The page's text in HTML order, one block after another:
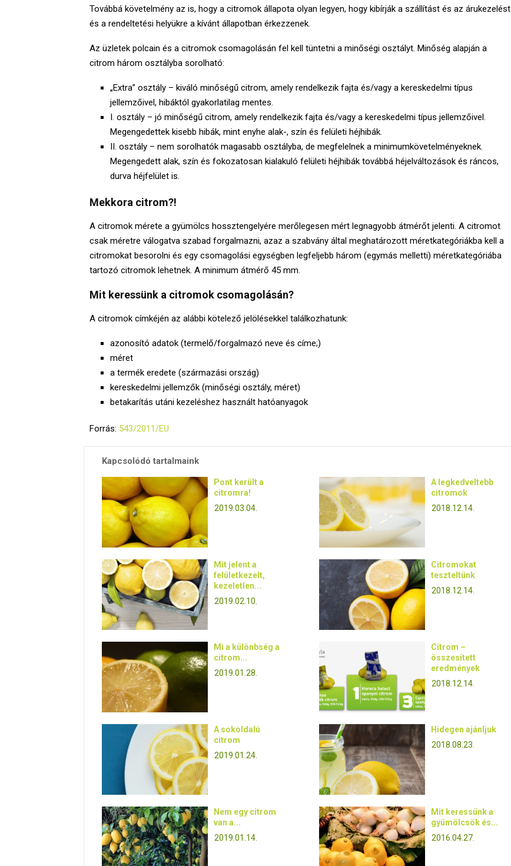
Továbbá követelmény az is, hogy a citromok állapota olyan legyen, hogy kibírják a szállítást és az árukezelést
és a rendeltetési helyükre a kívánt állapotban érkezzenek.
Az üzletek polcain és a citromok csomagolásán fel kell tüntetni a minőségi osztályt. Minőség alapján a
citrom három osztályba sorolható:
„Extra” osztály – kiváló minőségű citrom, amely rendelkezik fajta és/vagy a kereskedelmi típus
jellemzőivel, hibáktól gyakorlatilag mentes.
I. osztály – jó minőségű citrom, amely rendelkezik fajta és/vagy a kereskedelmi típus jellemzőivel.
Megengedettek kisebb hibák, mint enyhe alak-, szín és felületi héjhibák.
II. osztály – nem sorolhatók magasabb osztályba, de megfelelnek a minimumkövetelményeknek.
Megengedett alak, szín és fokozatosan kialakuló felületi héjhibák továbbá héjelváltozások és ráncos,
durva héjfelület is.
Mekkora citrom?!
A citromok mérete a gyümölcs hossztengelyére merőlegesen mért legnagyobb átmérőt jelenti. A citromot
csak méretre válogatva szabad forgalmazni, azaz a szabvány által meghatározott méretkategóriákba kell a
citromokat besorolni és egy csomagolási egységben legfeljebb három (egymás melletti) méretkategóriába
tartozó citromok lehetnek. A minimum átmérő 45 mm.
Mit keressünk a citromok csomagolásán?
A citromok címkéjén az alábbi kötelező jelölésekkel találkozhatunk:
azonosító adatok (termelő/forgalmazó neve és címe;)
méret
a termék eredete (származási ország)
kereskedelmi jellemzők (minőségi osztály, méret)
betakarítás utáni kezeléshez használt hatóanyagok
Forrás: 543/2011/EU
Kapcsolódó tartalmaink
Pont került a
citromra!
2019.03.04.
Mit jelent a
felületkezelt,
kezeletlen...
2019.02.10.
Mi a különbség a
citrom...
2019.01.28.
A sokoldalú
citrom
2019.01.24.
Nem egy citrom
van a...
2019.01.14.
A legkedveltebb
citromok
2018.12.14.
Citromokat
teszteltünk
2018.12.14.
Citrom –
összesített
eredmények
2018.12.14.
Hidegen ajánljuk
2018.08.23.
Mit keressünk a
gyümölcsök és...
2016.04.27.